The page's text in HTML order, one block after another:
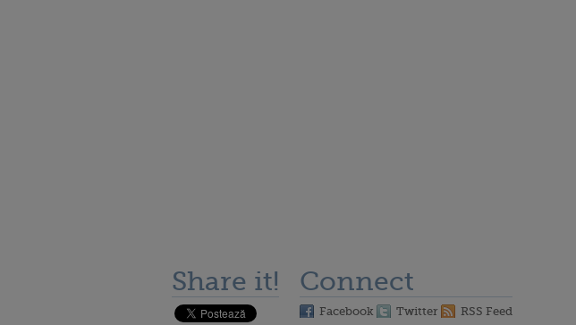
Share it! Connect
Facebook Twitter RSS Feed